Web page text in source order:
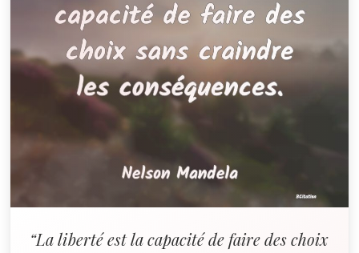
“La liberté est la capacité de faire des choix